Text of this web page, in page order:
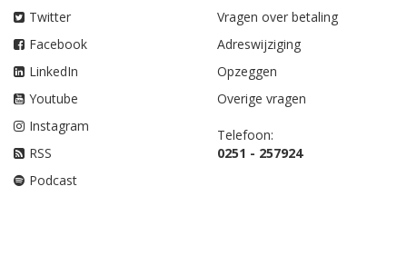
Twitter
Facebook
LinkedIn
Youtube
Instagram
RSS
Podcast
Vragen over betaling
Adreswijziging
Opzeggen
Overige vragen
Telefoon:
0251 - 257924